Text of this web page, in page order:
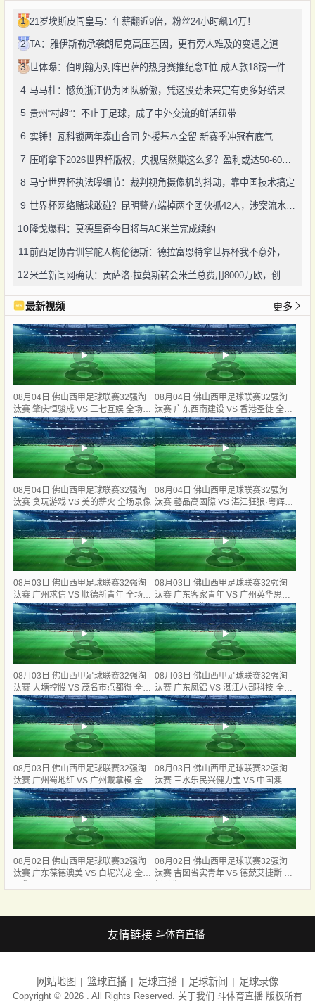
1 21岁埃斯皮闯皇马：年薪翻近9倍，粉丝24小时飙14万！
2 TA：雅伊斯勒承袭朗尼克高压基因，更有旁人难及的变通之道
3 世体曝：伯明翰为对阵巴萨的热身赛推纪念T恤 成人款18镑一件
4 马马杜：憾负浙江仍为团队骄傲，凭这股劲未来定有更多好结果
5 贵州“村超”：不止于足球，成了中外交流的鲜活纽带
6 实锤！瓦科锁两年泰山合同 外援基本全留 新赛季冲冠有底气
7 压哨拿下2026世界杯版权，央视居然赚这么多？盈利或达50-60亿！
8 马宁世界杯执法曝细节：裁判视角摄像机的抖动，靠中国技术搞定
9 世界杯网络赌球敢碰？昆明警方端掉两个团伙抓42人，涉案流水超三千万
10 隆戈爆料：莫德里奇今日将与AC米兰完成续约
11
12
最新视频 更多
08月04日 佛山西甲足球联赛32强淘
汰赛 肇庆恒骏成 VS 三七互娱 全场录
像
08月04日 佛山西甲足球联赛32强淘
汰赛 广东西南建设 VS 香港圣徒 全场
录像
08月04日 佛山西甲足球联赛32强淘
汰赛 贪玩游戏 VS 美的薪火 全场录像
08月04日 佛山西甲足球联赛32强淘
汰赛 藝品高國際 VS 湛江狂狼·粵辉能
源 全场录像
08月03日 佛山西甲足球联赛32强淘
汰赛 广州求信 VS 顺德新青年 全场录
像
08月03日 佛山西甲足球联赛32强淘
汰赛 广东客家青年 VS 广州英华思力
U17 全场录像
08月03日 佛山西甲足球联赛32强淘
汰赛 大塘控股 VS 茂名市点都得 全场
录像
08月03日 佛山西甲足球联赛32强淘
汰赛 广东凤铝 VS 湛江八部科技 全场
录像
08月03日 佛山西甲足球联赛32强淘
汰赛 广州蜀地红 VS 广州戴拿模 全场
录像
08月03日 佛山西甲足球联赛32强淘
汰赛 三水乐民兴健力宝 VS 中国澳门
澳科精英 全场录像
08月02日 佛山西甲足球联赛32强淘
汰赛 广东葆德澳美 VS 白坭兴龙 全场
08月02日 佛山西甲足球联赛32强淘
汰赛 吉图省实青年 VS 德兢艾捷斯 全
友情链接 斗体育直播
网站地图 篮球直播 足球直播 足球新闻 足球录像
Copyright © 2026 . All Rights Reserved. 关于我们 斗体育直播 版权所有